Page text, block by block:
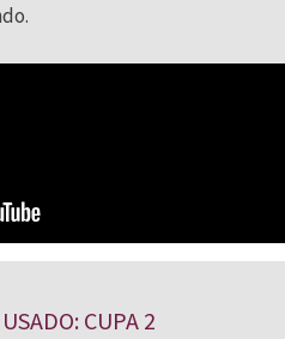
CUPA 2